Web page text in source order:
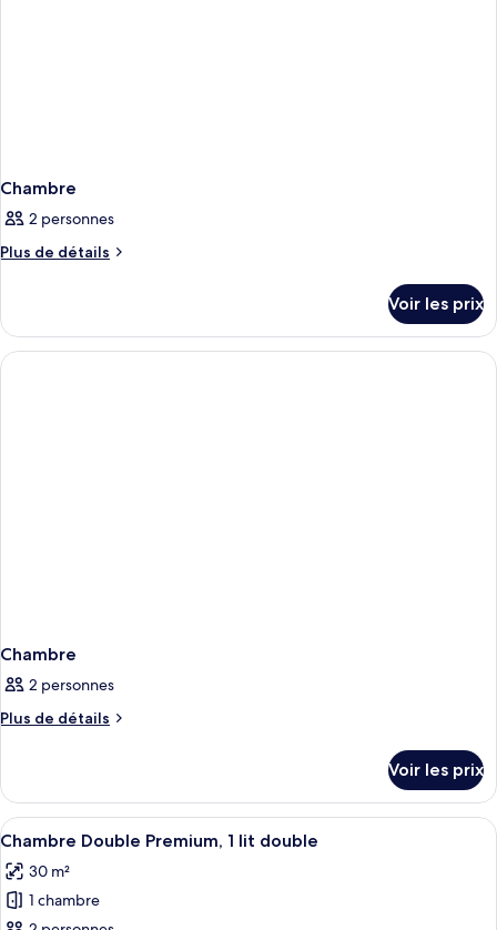
Chambre
2 personnes
Plus de détails
Plus
le
type
de
Voir les prix
Chambre
2 personnes
Plus de détails
Plus
le
type
de
Chambre
Voir les prix
Afficher
toutes
les
photos
Une chambre avec un grand lit, une
12
Chambre Double Premium, 1 lit double
30 m²
1 chambre